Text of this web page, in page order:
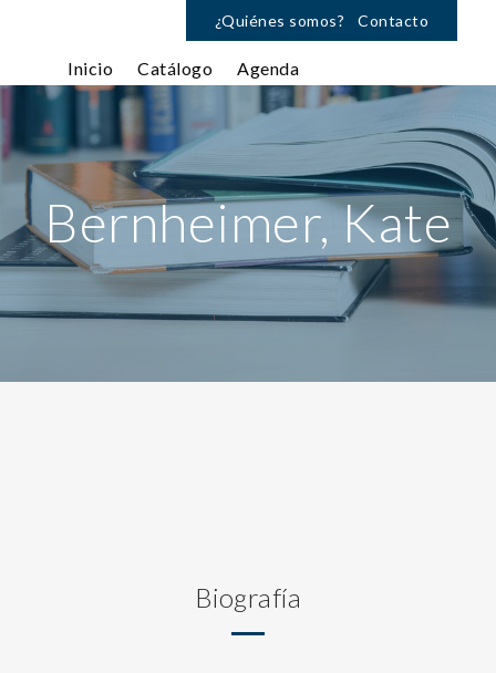
¿Quiénes somos? Contacto
Inicio Catálogo Agenda
Bernheimer, Kate
Biografía